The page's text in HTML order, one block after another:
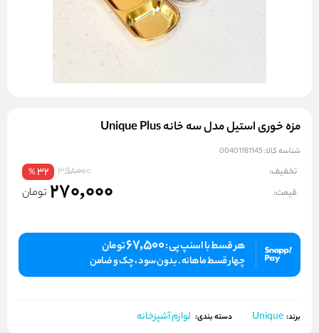
مزه خوری استیل مدل سه خانه Unique Plus
شناسه کالا: 00401181145
تخفیف: 398000
32
%
قیمت: 270,000 تومان
هر قسط با اسنپ پی :67,500تومان
چهار قسط ماهانه . بدون سود ، چک و ضامن
برند: Unique دسته بندی: لوازم آشپزخانه